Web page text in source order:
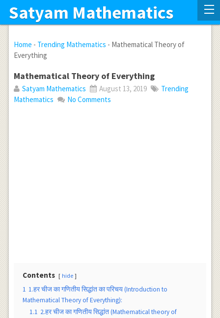
Satyam Mathematics
Home - Trending Mathematics - Mathematical Theory of
Everything
Mathematical Theory of Everything
Satyam Mathematics August 13, 2019
Trending
Mathematics
No Comments
Contents hide
1 1.हर चीज का गणितीय सिद्धांत का परिचय (Introduction to
Mathematical Theory of Everything):
1.1 2.हर चीज का गणितीय सिद्धांत (Mathematical theory of